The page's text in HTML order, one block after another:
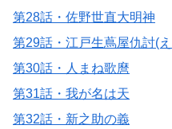
第28話・佐野世直大明神
第29話・江戸生蔦屋仇討(
第30話・人まね歌麿
第31話・我が名は天
第32話・新之助の義